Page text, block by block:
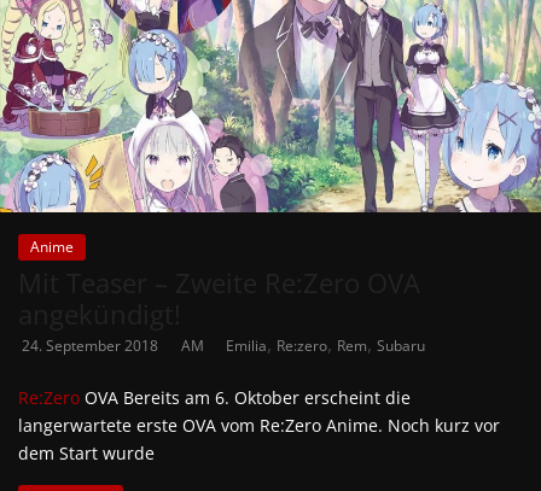
Anime
24. September 2018 AM Emilia, Re:zero, Rem, Subaru
Re:Zero OVA Bereits am 6. Oktober erscheint die
langerwartete erste OVA vom Re:Zero Anime. Noch kurz vor
dem Start wurde